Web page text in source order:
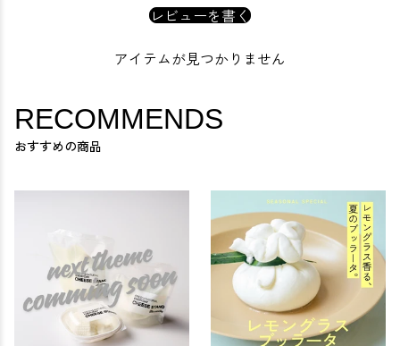
レビューを書く
アイテムが見つかりません
RECOMMENDS
おすすめの商品